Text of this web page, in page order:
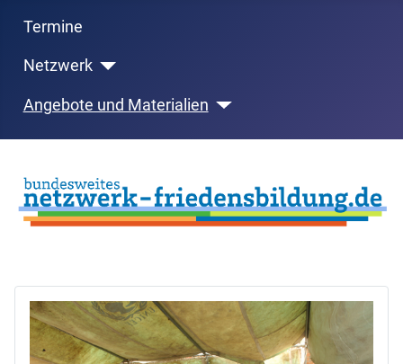
Termine
Netzwerk
Angebote und Materialien